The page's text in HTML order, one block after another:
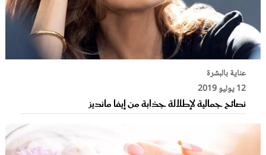
عناية بالبشرة
12 يوليو 2019
نصائح جمالية لإطلالة جذابة من إيفا مانديز